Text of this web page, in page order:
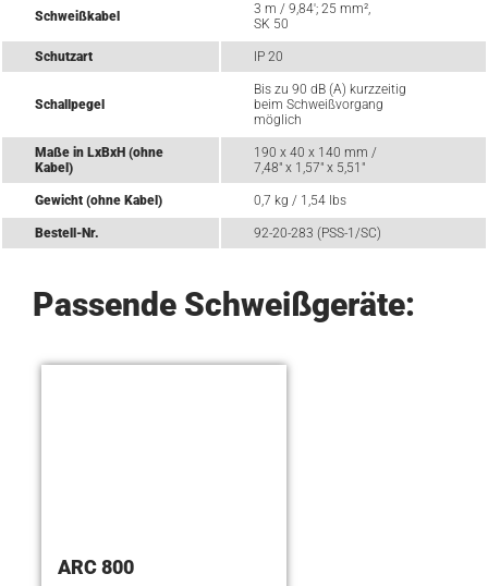
Schweißkabel
3 m / 9,84'; 25 mm²,
SK 50
Schutzart IP 20
Schallpegel
Bis zu 90 dB (A) kurzzeitig
beim Schweißvorgang
möglich
Maße in LxBxH (ohne
Kabel)
190 x 40 x 140 mm /
7,48" x 1,57" x 5,51"
Gewicht (ohne Kabel) 0,7 kg / 1,54 lbs
Bestell-Nr. 92-20-283 (PSS-1/SC)
Passende Schweißgeräte:
ARC 800